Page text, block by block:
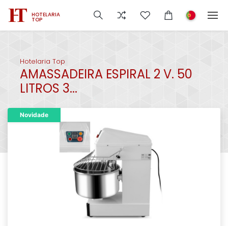
HOTELARIA
TOP
Hotelaria Top
AMASSADEIRA ESPIRAL 2 V. 50
LITROS 3...
Novidade